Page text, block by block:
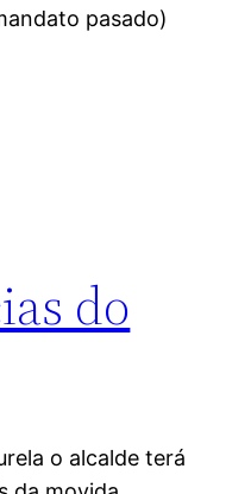
pasado)
do
o alcalde terá